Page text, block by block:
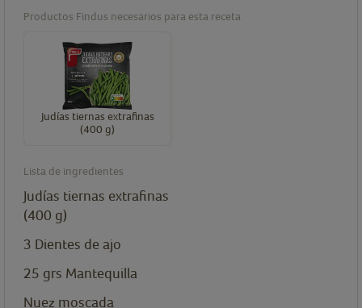
Productos Findus necesarios para esta receta
Judías tiernas extrafinas
(400 g)
Lista de ingredientes
Judías tiernas extrafinas
(400 g)
3 Dientes de ajo
25 grs Mantequilla
Nuez moscada